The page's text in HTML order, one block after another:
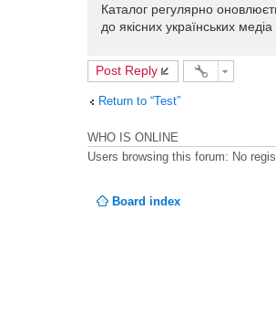
Каталог регулярно
до якісних українських
Post Reply
Return to “Test”
WHO IS ONLINE
Users browsing this forum: No
Board index